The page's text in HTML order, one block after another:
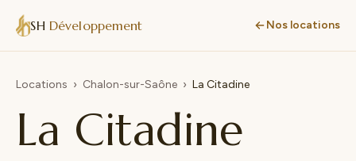
SH Développement Nos locations
Locations › Chalon-sur-Saône › La Citadine
La Citadine